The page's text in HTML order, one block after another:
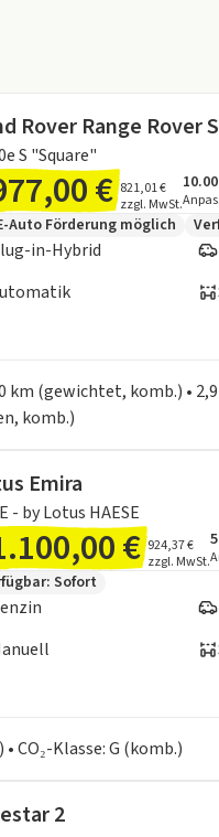
Rover Range Rover
S "Square"
€ 821,01 €
zzgl. MwSt.
Auto Förderung möglich
in-Hybrid
(gewichtet, komb.) •
komb.)
Emira
- by Lotus HAESE
€ 924,37 €
zzgl. MwSt.
Sofort
CO₂-Klasse: G (komb.)
2